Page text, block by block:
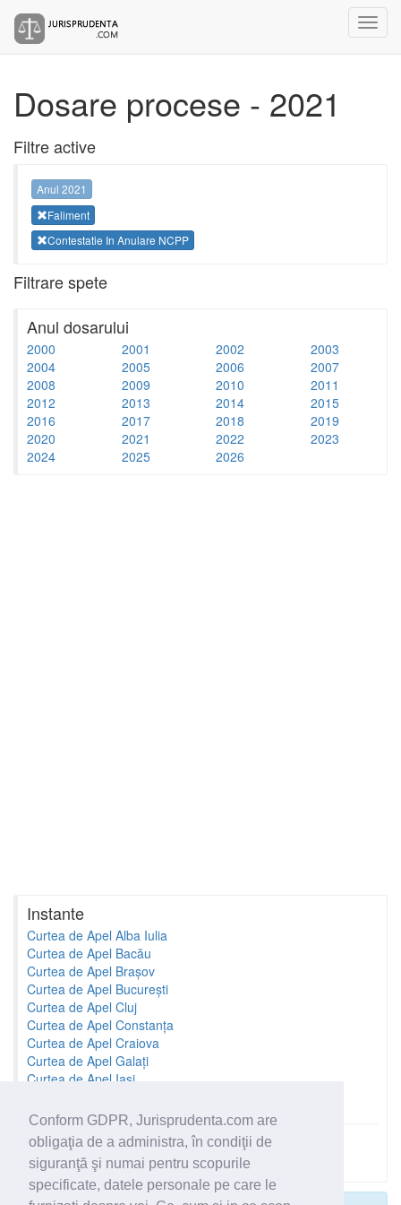
Conform GDPR, Jurisprudenta.com are
obligaţia de a administra, în condiţii de
siguranţă şi numai pentru scopurile
specificate, datele personale pe care le
Dosare procese - 2021
Filtre active
Anul 2021
Faliment
Contestatie In Anulare NCPP
Filtrare spete
Anul dosarului
2000 2001 2002
2003
2004
2005 2006
2007
2008
2009 2010
2011
2012
2013 2014
2015
2016
2017 2018
2019
2020
2021 2022
2023
2024
2025 2026
Instante
Curtea de Apel Alba Iulia
Curtea de Apel Bacău
Curtea de Apel Brașov
Curtea de Apel București
Curtea de Apel Cluj
Curtea de Apel Constanța
Curtea de Apel Craiova
Curtea de Apel Galați
Curtea de Apel Iași
Toate instantele